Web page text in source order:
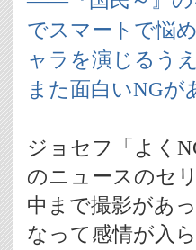
でスマートで悩
ャラを演じるう
また面白いNG
ジョセフ「よく
のニュースのセ
中まで撮影があ
なって感情が入